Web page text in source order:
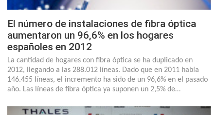
El número de instalaciones de fibra óptica
aumentaron un 96,6% en los hogares
españoles en 2012
La cantidad de hogares con fibra óptica se ha duplicado en
2012, llegando a las 288.012 líneas. Dado que en 2011 había
146.455 líneas, el incremento ha sido de un 96,6% en el pasado
año. Las líneas de fibra óptica ya suponen un 2,5% de…